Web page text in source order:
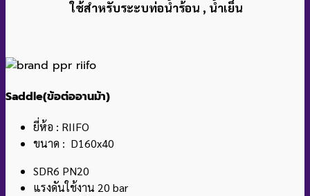
ใช้สำหรับระะบท่อน้ำร้อน , น้ำเย็น
Saddle(ข้อต่ออานม้า)
ยี่ห้อ : RIIFO
ขนาด : D160x40
SDR6 PN20
แรงดันใช้งาน 20 bar